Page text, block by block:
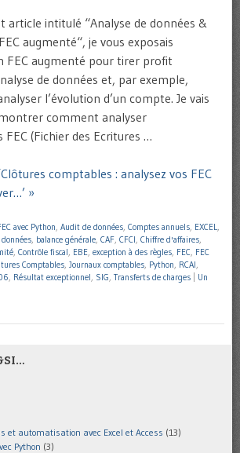
article intitulé “Analyse de données &
augmenté“, je vous exposais
FEC augmenté pour tirer profit
de données et, par exemple,
l’évolution d’un compte. Je vais
comment analyser
(Fichier des Ecritures …
comptables : analysez vos FEC
»
avec Python, Audit de données, Comptes annuels, EXCEL,
, balance générale, CAF, CFCI, Chiffre d'affaires,
, Contrôle fiscal, EBE, exception à des règles, FEC, FEC
Comptables, Journaux comptables, Python, RCAI,
, Résultat exceptionnel, SIG, Transferts de charges
Un
et automatisation avec Excel et Access (13)
Python (3)